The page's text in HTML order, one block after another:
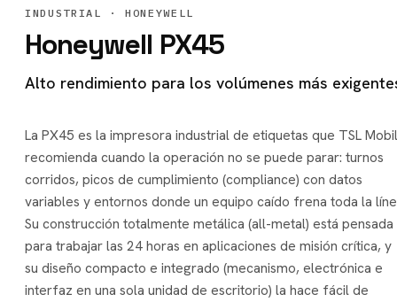
INDUSTRIAL · HONEYWELL
Honeywell PX45
Alto rendimiento para los volúmenes más
La PX45 es la impresora industrial de etiquetas que TSL
recomienda cuando la operación no se puede parar: turnos
corridos, picos de cumplimiento (compliance) con datos
variables y entornos donde un equipo caído frena toda la
Su construcción totalmente metálica (all-metal) está pensada
para trabajar las 24 horas en aplicaciones de misión crítica, y
su diseño compacto e integrado (mecanismo, electrónica e
interfaz en una sola unidad de escritorio) la hace fácil de